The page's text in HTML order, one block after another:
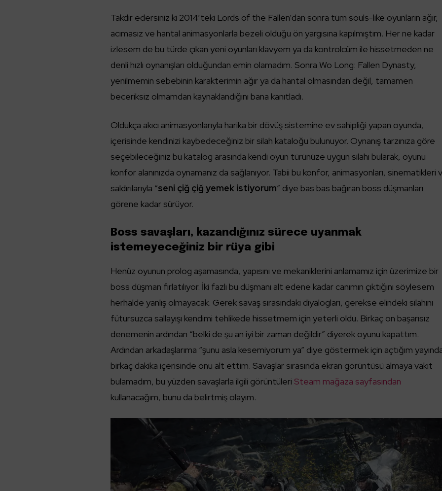
Takdir edersiniz ki 2014’teki Lords of the Fallen’dan sonra tüm souls-like oyunların ağır,
acımasız ve hantal animasyonlarla bezeli olduğu ön yargısına kapılmıştım. Her ne kadar
izlesem de bu türde çıkan yeni oyunları klavyem ya da kontrolcüm ile hissetmeden ne
denli hızlı oynanışları olduğundan emin olamadım. Sonra Wo Long: Fallen Dynasty,
yenilmemin sebebinin karakterimin ağır ya da hantal olmasından değil, tamamen
beceriksiz olmamdan kaynaklandığını bana kanıtladı.
Oldukça akıcı animasyonlarıyla harika bir dövüş sistemine ev sahipliği yapan oyunda,
içerisinde kendinizi kaybedeceğiniz bir silah kataloğu bulunuyor. Oynanış tarzınıza göre
seçebileceğiniz bu katalog arasında kendi oyun türünüze uygun silahı bularak, oyunu
konfor alanınızda oynamanız da sağlanıyor. Tabii bu konfor, animasyonları, sinematikleri
saldırılarıyla “seni çiğ çiğ yemek istiyorum” diye bas bas bağıran boss düşmanları
görene kadar sürüyor.
Boss savaşları, kazandığınız sürece uyanmak
istemeyeceğiniz bir rüya gibi
Henüz oyunun prolog aşamasında, yapısını ve mekaniklerini anlamamız için üzerimize bir
boss düşman fırlatılıyor. İki fazlı bu düşmanı alt edene kadar canımın çıktığını söylesem
herhalde yanlış olmayacak. Gerek savaş sırasındaki diyalogları, gerekse elindeki silahını
fütursuzca sallayışı kendimi tehlikede hissetmem için yeterli oldu. Birkaç on başarısız
denemenin ardından “belki de şu an iyi bir zaman değildir” diyerek oyunu kapattım.
Ardından arkadaşlarıma “şunu asla kesemiyorum ya” diye göstermek için açtığım
birkaç dakika içerisinde onu alt ettim. Savaşlar sırasında ekran görüntüsü almaya vakit
bulamadım, bu yüzden savaşlarla ilgili görüntüleriSteam mağaza sayfasından
kullanacağım, bunu da belirtmiş olayım.